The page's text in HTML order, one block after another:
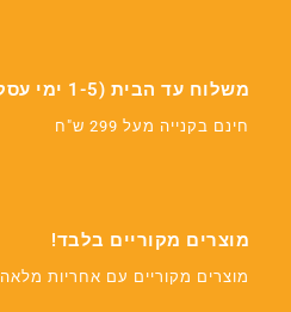
משלוח עד הבית (1-5 ימי עסקים)
חינם בקנייה מעל 299 ש"ח
מוצרים מקוריים בלבד!
מוצרים מקוריים עם אחריות מלאה